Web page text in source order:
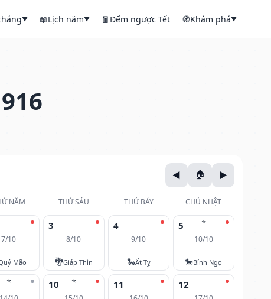
▼ 📖Lịch năm▼ 🧧Đếm ngược Tết 🧭Khám phá▼
NĂM THỨ SÁU THỨ BẢY CHỦ NHẬT
7/10
Mão
3
8/10
🐉Giáp Thìn
4
9/10
🐍Ất Tỵ
⭐
5
10/10
🐎Bính Ngọ
⭐ ⭐
10 11 12